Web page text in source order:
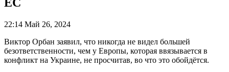
22:14 Май 26, 2024
Виктор Орбан заявил, что никогда не видел большей
безответственности, чем у Европы, которая ввязывается в
конфликт на Украине, не просчитав, во что это обойдётся.